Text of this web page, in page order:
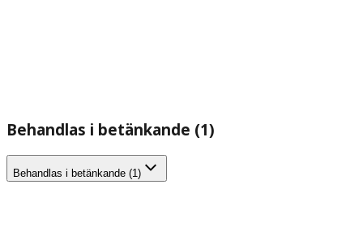
Behandlas i betänkande (1)
Behandlas i betänkande (1)